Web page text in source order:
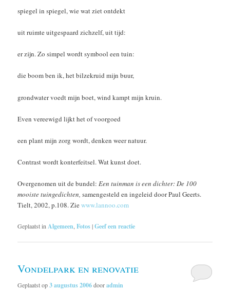
spiegel in spiegel, wie wat ziet ontdekt
uit ruimte uitgespaard zichzelf, uit tijd:
er zijn. Zo simpel wordt symbool een tuin:
die boom ben ik, het bilzekruid mijn buur,
grondwater voedt mijn boet, wind kampt mijn kruin.
Even vereewigd lijkt het of voorgoed
een plant mijn zorg wordt, denken weer natuur.
Contrast wordt konterfeitsel. Wat kunst doet.
Overgenomen uit de bundel:Een tuinman is een dichter: De 100
mooiste tuingedichten,samengesteld en ingeleid door Paul Geerts.
Tielt, 2002, p.108. Ziewww.lannoo.com
Geplaatst in Algemeen ,Fotos|Geef een reactie
Vondelpark en renovatie
Geplaatst op3 augustus 2006dooradmin